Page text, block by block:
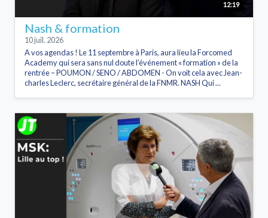
12:19
Nash & formation
10 juil. 2026
A vos agendas ! Le 11 septembre à Paris, aura lieu la Forcomed
Academy qui sera sans nul doute l’événement « formation » de la
rentrée – POUMON / SENO / ABDOMEN - On voit cela avec Jean-
charles Leclerc, secrétaire général de la FNMR. NASH Qui ...